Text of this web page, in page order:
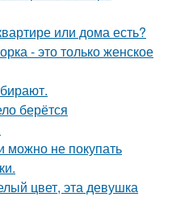
или дома есть?
- это только женское
берётся
можно не покупать
цвет, эта девушка